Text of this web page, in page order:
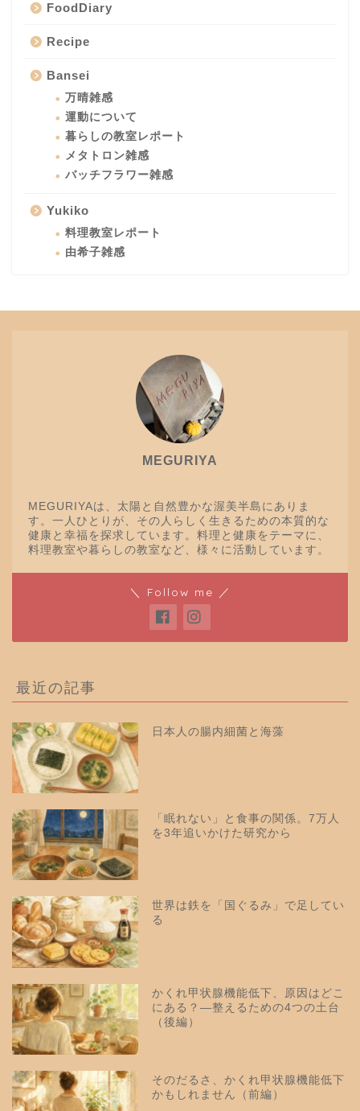
FoodDiary
Recipe
Bansei
万晴雑感
運動について
暮らしの教室レポート
メタトロン雑感
バッチフラワー雑感
Yukiko
料理教室レポート
由希子雑感
MEGURIYA
MEGURIYAは、太陽と自然豊かな渥美半島にありま
す。一人ひとりが、その人らしく生きるための本質的な
健康と幸福を探求しています。料理と健康をテーマに、
料理教室や暮らしの教室など、様々に活動しています。
＼ Follow me ／
最近の記事
日本人の腸内細菌と海藻
「眠れない」と食事の関係。7万人
を3年追いかけた研究から
世界は鉄を「国ぐるみ」で足してい
る
かくれ甲状腺機能低下、原因はどこ
にある？—整えるための4つの土台
（後編）
そのだるさ、かくれ甲状腺機能低下
かもしれません（前編）